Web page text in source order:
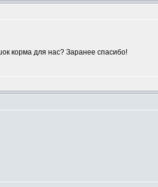
корма для нас? Заранее спасибо!